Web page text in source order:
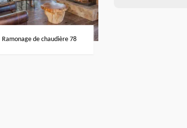
Ramonage de chaudière 78